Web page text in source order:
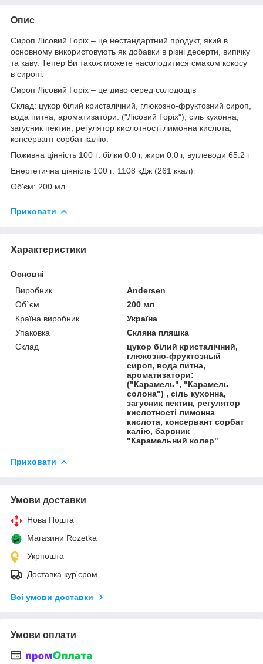
Опис
Сироп Лісовий Горіх – це нестандартний продукт, який в
основному використовують як добавки в різні десерти, випічку
та каву. Тепер Ви також можете насолодитися смаком кокосу
в сиропі.
Сироп Лісовий Горіх – це диво серед солодощів
Склад: цукор білий кристалічний, глюкозно-фруктозний сироп,
вода питна, ароматизатори: ("Лісовий Горіх"), сіль кухонна,
загусник пектин, регулятор кислотності лимонна кислота,
консервант сорбат калію.
Поживна цінність 100 г: білки 0.0 г, жири 0.0 г, вуглеводи 65.2 г
Енергетична цінність 100 г: 1108 кДж (261 ккал)
Об'єм: 200 мл.
Приховати
Характеристики
Основні
Виробник
Andersen
Об`єм
200 мл
Країна виробник
Україна
Упаковка
Скляна пляшка
Склад
цукор білий кристалічний,
глюкозно-фруктозный
сироп, вода питна,
ароматизатори:
("Карамель", "Карамель
солона") , сіль кухонна,
загусник пектин, регулятор
кислотності лимонна
кислота, консервант сорбат
калію, барвник
"Карамельний колер"
Приховати
Умови доставки
Нова Пошта
Магазини Rozetka
Укрпошта
Доставка кур'єром
Всі умови доставки
Умови оплати